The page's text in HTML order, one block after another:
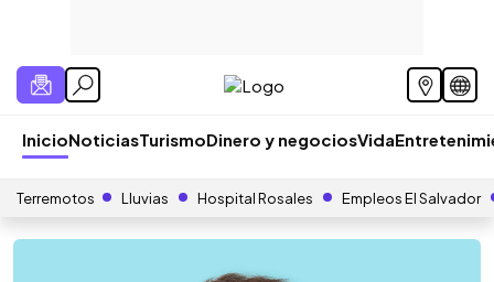
InicioNoticiasTurismoDinero y negociosVida
Terremotos Lluvias Hospital Rosales Empleos El Salvador